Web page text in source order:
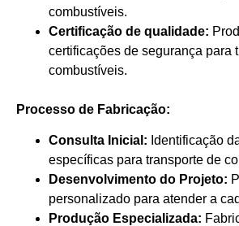
combustíveis.
Certificação de qualidade:
certificações de segurança para
combustíveis.
Processo de Fabricação:
Consulta Inicial: Identificação
específicas para transporte de
Desenvolvimento do Projeto:
personalizado para atender a
Produção Especializada: